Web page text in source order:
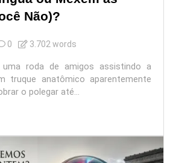
Não)?
0 3.702 words
roda de amigos assistindo a
truque anatômico aparentemente
o polegar até...